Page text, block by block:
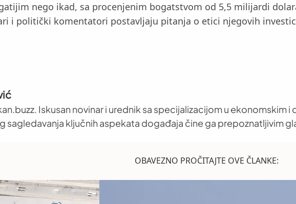
nego ikad, sa procenjenim bogatstvom od 5,5 milijardi
i politički komentatori postavljaju pitanja o etici njegovih
Iskusan novinar i urednik sa specijalizacijom u
sagledavanja ključnih aspekata događaja čine ga prepoznatljivim
OBAVEZNO PROČITAJTE OVE ČLANKE: